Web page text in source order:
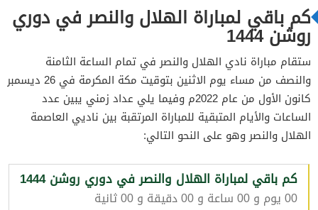
كم باقي لمباراة الهلال والنصر في دوري
روشن 1444
ستقام مباراة نادي الهلال والنصر في تمام الساعة الثامنة
والنصف من مساء يوم الاثنين بتوقيت مكة المكرمة في 26 ديسمبر
كانون الأول من عام 2022م وفيما يلي عداد زمني يبين عدد
الساعات والأيام المتبقية للمباراة المرتقبة بين ناديي العاصمة
الهلال والنصر وهو على النحو التالي:
كم باقي لمباراة الهلال والنصر في دوري روشن 1444
00 يوم و 00 ساعة و 00 دقيقة و 00 ثانية